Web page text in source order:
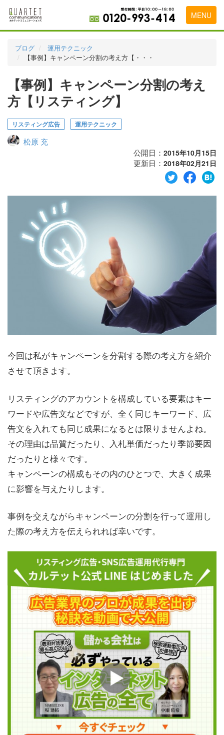
MENU
料金表
実績・お客様の声
初めて導入をお考えの方
代理店の乗り換えをお考えの方
広告代理店・HP制作会社様へ
お問い合わせ
ブログ
運用テクニック
【事例】キャンペーン分割の考え方【・・・
【事例】キャンペーン分割の考え
方【リスティング】
リスティング広告 運用テクニック
松原 充
公開日： 2015年10月15日
更新日： 2018年02月21日
今回は私がキャンペーンを分割する際の考え方を紹介
させて頂きます。
リスティングのアカウントを構成している要素はキー
ワードや広告文などですが、全く同じキーワード、広
告文を入れても同じ成果になるとは限りませんよね。
その理由は品質だったり、入札単価だったり季節要因
だったりと様々です。
キャンペーンの構成もその内のひとつで、大きく成果
に影響を与えたりします。
事例を交えながらキャンペーンの分割を行って運用し
た際の考え方を伝えられれば幸いです。